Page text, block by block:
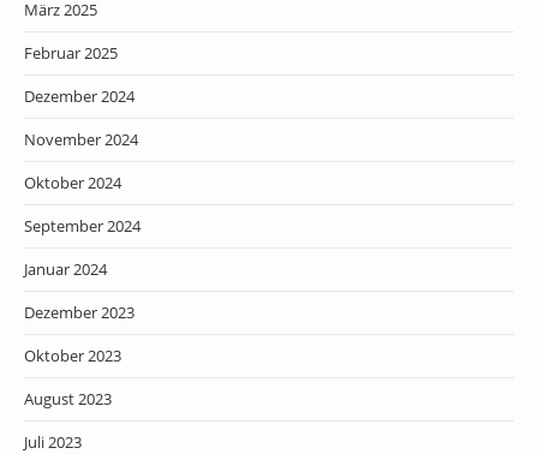
März 2025
Februar 2025
Dezember 2024
November 2024
Oktober 2024
September 2024
Januar 2024
Dezember 2023
Oktober 2023
August 2023
Juli 2023